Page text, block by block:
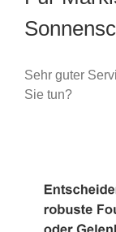
Sehr guter
Sie tun?